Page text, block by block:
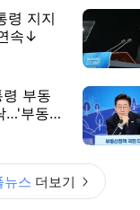
령 지지
속↓
부동
…'부동산
7
뉴스 더보기